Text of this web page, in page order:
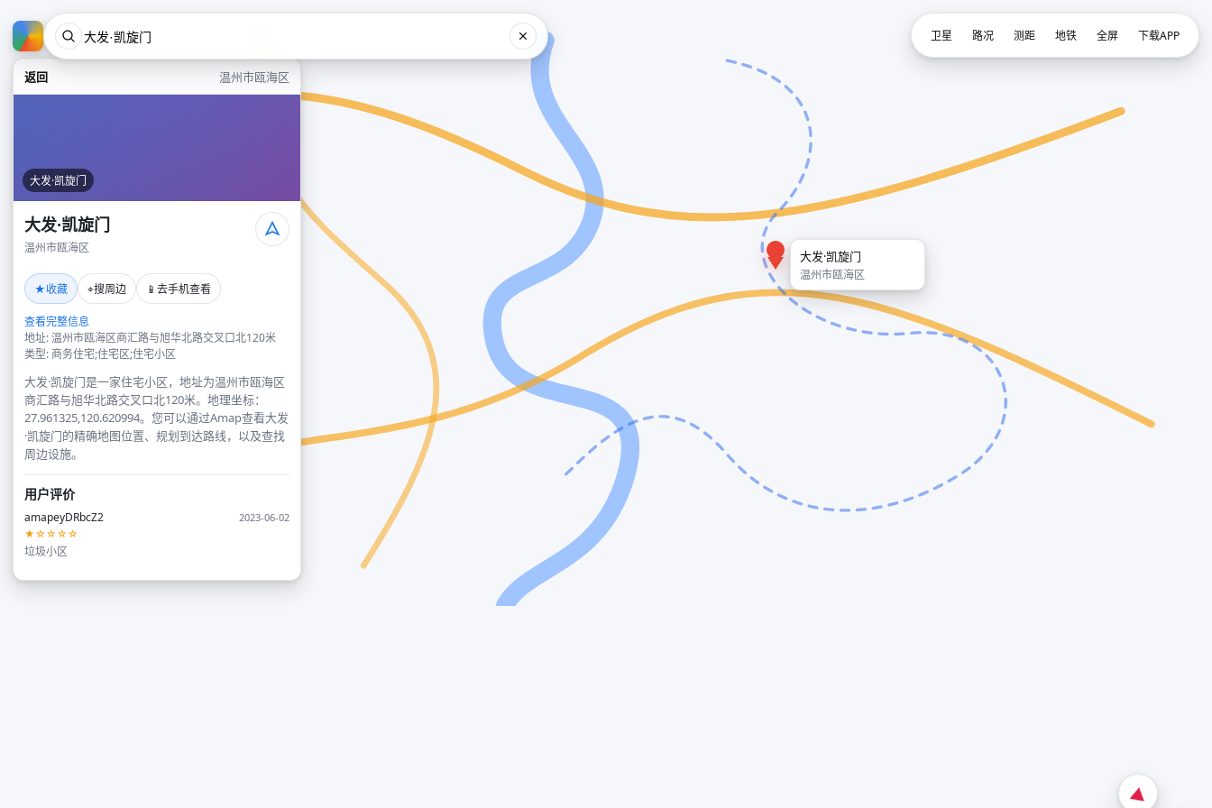
返回 温州市瓯海区
大发·凯旋门
大发·凯旋门
温州市瓯海区
★收藏 ⌖搜周边 📱 去手机查看
查看完整信息
地址: 温州市瓯海区商汇路与旭华北路交叉口北120米
类型: 商务住宅;住宅区;住宅小区
大发·凯旋门是一家住宅小区，地址为温州市瓯海区
商汇路与旭华北路交叉口北120米。地理坐标：
27.961325,120.620994。您可以通过Amap查看大发
·凯旋门的精确地图位置、规划到达路线，以及查找
周边设施。
用户评价
amapeyDRbcZ2
2023-06-02
★☆☆☆☆
垃圾小区
大发·凯旋门
温州市瓯海区
卫星 路况 测距 地铁 全屏 下载APP